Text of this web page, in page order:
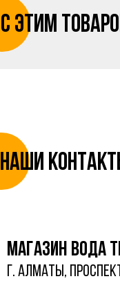
с этим
Наши
магазин Вода
г. Алматы,